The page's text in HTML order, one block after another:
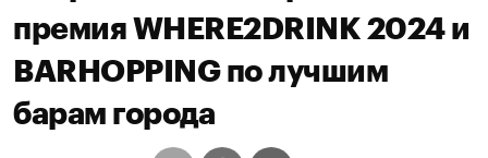
премия WHERE2DRINK 2024 и
BARHOPPING по лучшим
барам города